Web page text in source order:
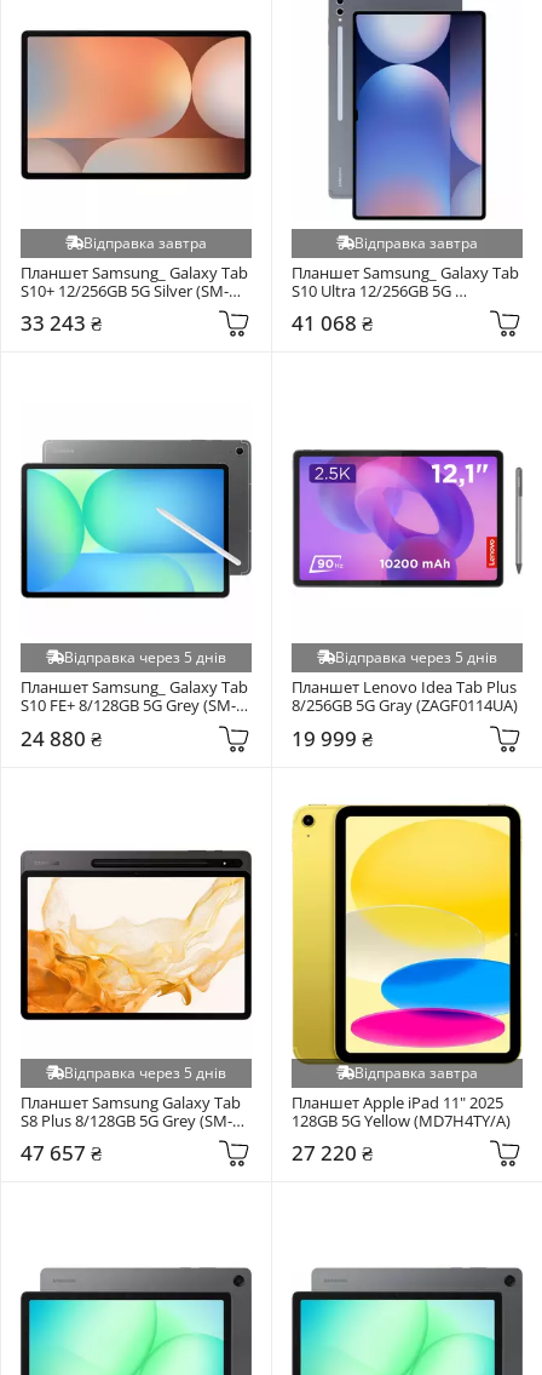
Відправка завтра
Планшет Samsung_ Galaxy Tab
S10+ 12/256GB 5G Silver (SM-
33 243 ₴
Відправка завтра
Планшет Samsung_ Galaxy Tab
S10 Ultra 12/256GB 5G
X926BZAR)
41 068 ₴
Відправка через 5 днів
Планшет Samsung_ Galaxy Tab
S10 FE+ 8/128GB 5G Grey (SM-
24 880 ₴
Відправка через 5 днів
Планшет Lenovo Idea Tab Plus
8/256GB 5G Gray (ZAGF0114UA)
19 999 ₴
Відправка через 5 днів
Планшет Samsung Galaxy Tab
S8 Plus 8/128GB 5G Grey (SM-
47 657 ₴
Відправка завтра
Планшет Apple iPad 11" 2025
128GB 5G Yellow (MD7H4TY/A)
27 220 ₴